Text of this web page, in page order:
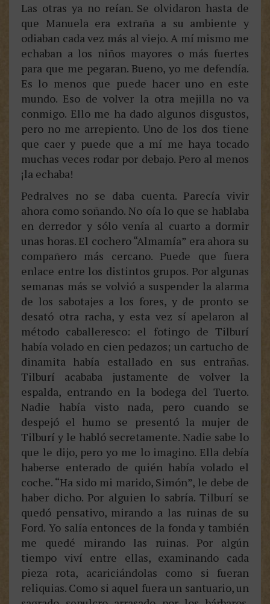
Las otras ya no reían. Se olvidaron hasta de
que Manuela era extraña a su ambiente y
odiaban cada vez más al viejo. A mí mismo me
echaban a los niños mayores o más fuertes
para que me pegaran. Bueno, yo me defendía.
Es lo menos que puede hacer uno en este
mundo. Eso de volver la otra mejilla no va
conmigo. Ello me ha dado algunos disgustos,
pero no me arrepiento. Uno de los dos tiene
que caer y puede que a mí me haya tocado
muchas veces rodar por debajo. Pero al menos
¡la echaba!
Pedralves no se daba cuenta. Parecía vivir
ahora como soñando. No oía lo que se hablaba
en derredor y sólo venía al cuarto a dormir
unas horas. El cochero “Almamía” era ahora su
compañero más cercano. Puede que fuera
enlace entre los distintos grupos. Por algunas
semanas más se volvió a suspender la alarma
de los sabotajes a los fores, y de pronto se
desató otra racha, y esta vez sí apelaron al
método caballeresco: el fotingo de Tilburí
había volado en cien pedazos; un cartucho de
dinamita había estallado en sus entrañas.
Tilburí acababa justamente de volver la
espalda, entrando en la bodega del Tuerto.
Nadie había visto nada, pero cuando se
despejó el humo se presentó la mujer de
Tilburí y le habló secretamente. Nadie sabe lo
que le dijo, pero yo me lo imagino. Ella debía
haberse enterado de quién había volado el
coche. “Ha sido mi marido, Simón”, le debe de
haber dicho. Por alguien lo sabría. Tilburí se
quedó pensativo, mirando a las ruinas de su
Ford. Yo salía entonces de la fonda y también
me quedé mirando las ruinas. Por algún
tiempo viví entre ellas, examinando cada
pieza rota, acariciándolas como si fueran
reliquias. Como si aquel fuera un santuario, un